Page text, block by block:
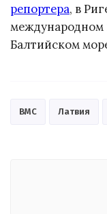
репортера, в
международном
Балтийском
ВМС Латвия